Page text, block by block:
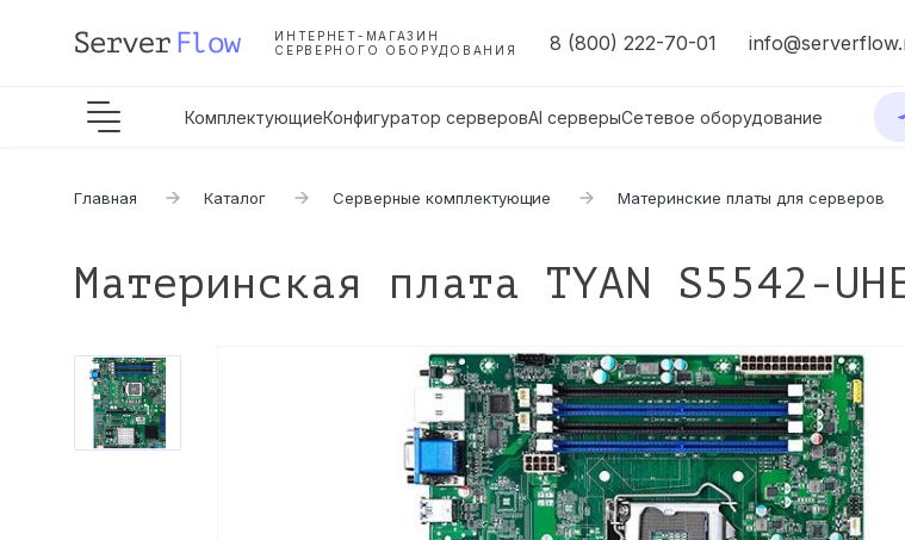
ИНТЕРНЕТ-МАГАЗИН
СЕРВЕРНОГО ОБОРУДОВАНИЯ
8 (800) 222-70-01
КомплектующиеКонфигуратор серверовAI серверыСетевое оборудование
Главная Каталог Серверные комплектующие Материнские платы для серверов
Материнская плата TYAN S5542-